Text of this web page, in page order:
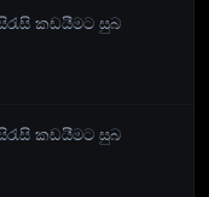
කඩයීමට සුබ
කඩයීමට සුබ